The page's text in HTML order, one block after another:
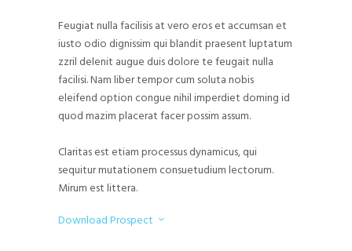
Feugiat nulla facilisis at vero eros et accumsan et
iusto odio dignissim qui blandit praesent luptatum
zzril delenit augue duis dolore te feugait nulla
facilisi. Nam liber tempor cum soluta nobis
eleifend option congue nihil imperdiet doming id
quod mazim placerat facer possim assum.
Claritas est etiam processus dynamicus, qui
sequitur mutationem consuetudium lectorum.
Mirum est littera.
Download Prospect